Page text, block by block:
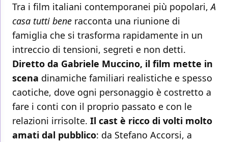
Tra i film italiani contemporanei più popolari,A
casa tutti bene racconta una riunione di
famiglia che si trasforma rapidamente in un
intreccio di tensioni, segreti e non detti.
Diretto da Gabriele Muccino, il film mette in
scena dinamiche familiari realistiche e spesso
caotiche, dove ogni personaggio è costretto a
fare i conti con il proprio passato e con le
relazioni irrisolte. Il cast è ricco di volti molto
amati dal pubblico: da Stefano Accorsi, a